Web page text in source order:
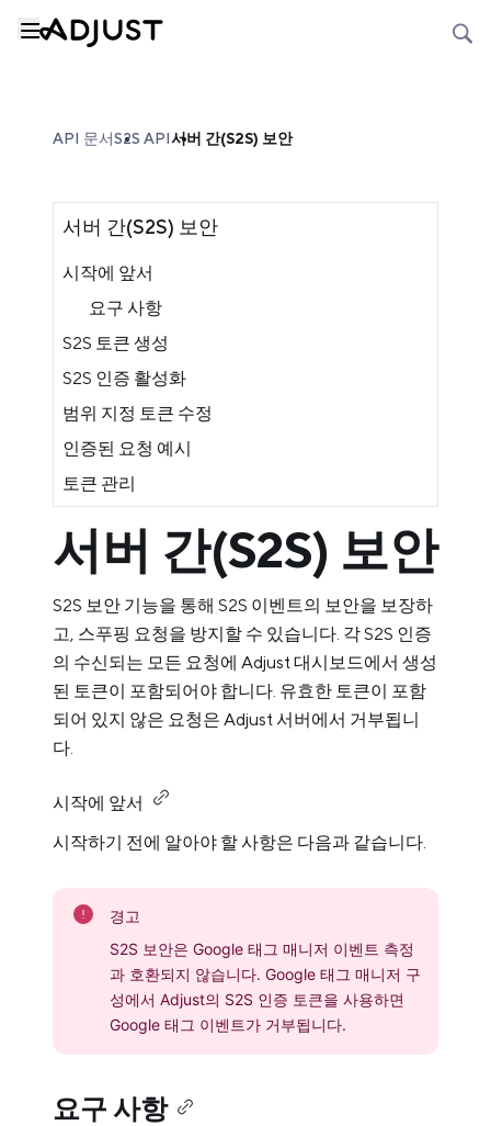
API 문서S2S API서버 간(S2S) 보안
서버 간(S2S) 보안
시작에 앞서
요구 사항
S2S 토큰 생성
S2S 인증 활성화
범위 지정 토큰 수정
인증된 요청 예시
토큰 관리
서버 간(S2S) 보안
S2S 보안 기능을 통해 S2S 이벤트의 보안을 보장하
고, 스푸핑 요청을 방지할 수 있습니다. 각 S2S 인증
의 수신되는 모든 요청에 Adjust 대시보드에서 생성
된 토큰이 포함되어야 합니다. 유효한 토큰이 포함
되어 있지 않은 요청은 Adjust 서버에서 거부됩니
다.
시작에 앞서
시작하기 전에 알아야 할 사항은 다음과 같습니다.
경고
S2S 보안은 Google 태그 매니저 이벤트 측정
과 호환되지 않습니다. Google 태그 매니저 구
성에서 Adjust의 S2S 인증 토큰을 사용하면
Google 태그 이벤트가 거부됩니다.
요구 사항